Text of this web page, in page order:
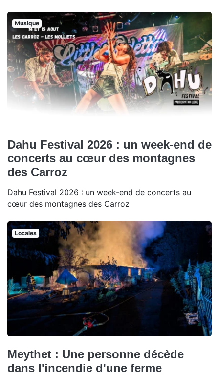
Musique
Dahu Festival 2026 : un week-end de
concerts au cœur des montagnes
des Carroz
Dahu Festival 2026 : un week-end de concerts au
cœur des montagnes des Carroz
Locales
Meythet : Une personne décède
dans l'incendie d'une ferme